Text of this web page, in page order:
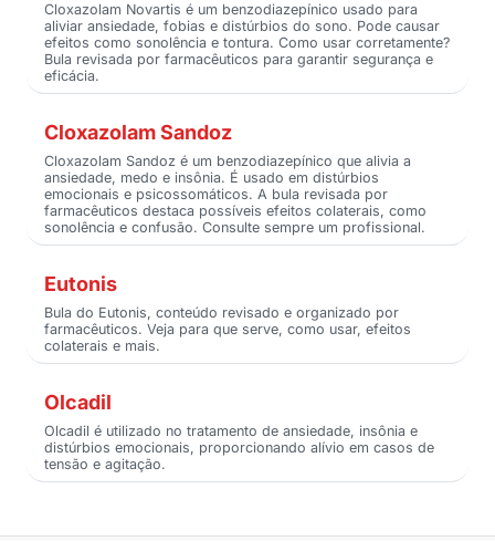
Cloxazolam Novartis é um benzodiazepínico usado para
aliviar ansiedade, fobias e distúrbios do sono. Pode causar
efeitos como sonolência e tontura. Como usar corretamente?
Bula revisada por farmacêuticos para garantir segurança e
eficácia.
Cloxazolam Sandoz
Cloxazolam Sandoz é um benzodiazepínico que alivia a
ansiedade, medo e insônia. É usado em distúrbios
emocionais e psicossomáticos. A bula revisada por
farmacêuticos destaca possíveis efeitos colaterais, como
sonolência e confusão. Consulte sempre um profissional.
Eutonis
Bula do Eutonis, conteúdo revisado e organizado por
farmacêuticos. Veja para que serve, como usar, efeitos
colaterais e mais.
Olcadil
Olcadil é utilizado no tratamento de ansiedade, insônia e
distúrbios emocionais, proporcionando alívio em casos de
tensão e agitação.